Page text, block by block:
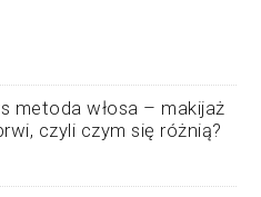
metoda włosa – makijaż
czyli czym się różnią?